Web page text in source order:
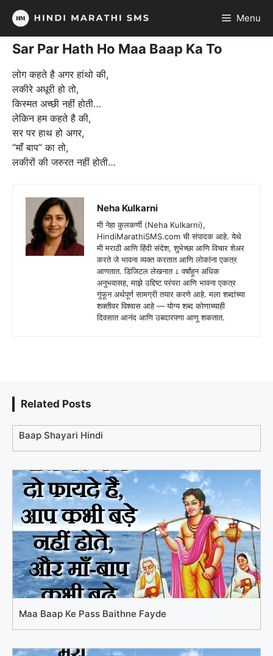
Skip
content
Menu
Sar Par Hath Ho Maa Baap Ka To
लोग कहते है अगर हांथो की,
लकीरे अधूरी हो तो,
किस्मत अच्छी नहीं होती…
लेकिन हम कहते है की,
सर पर हाथ हो अगर,
“माँ बाप” का तो,
लकीरों की जरुरत नहीं होती…
Neha Kulkarni
मी नेहा कुलकर्णी (Neha Kulkarni),
HindiMarathiSMS.com ची संपादक आहे. येथे
मी मराठी आणि हिंदी संदेश, शुभेच्छा आणि विचार शेअर
करते जे भावना व्यक्त करतात आणि लोकांना एकत्र
आणतात. डिजिटल लेखनात ८ वर्षांहून अधिक
अनुभवासह, माझे उद्दिष्ट परंपरा आणि भावना एकत्र
गुंफून अर्थपूर्ण सामग्री तयार करणे आहे. मला शब्दांच्या
शक्तीवर विश्वास आहे — योग्य शब्द कोणाच्याही
दिवसात आनंद आणि उबदारपणा आणू शकतात.
Related Posts
Baap Shayari Hindi
Maa Baap Ke Pass Baithne Fayde